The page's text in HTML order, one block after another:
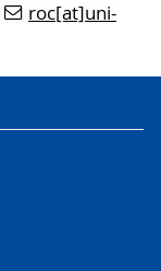
roc[at]uni-